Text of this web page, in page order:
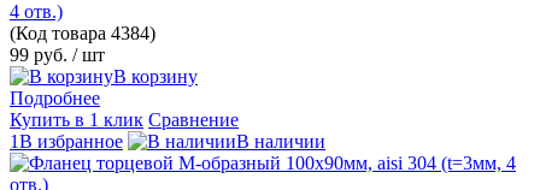
4 отв.)
(Код товара 4384)
99 руб. / шт
В корзину
Подробнее
Купить в 1 клик Сравнение
1В избранное
В наличии